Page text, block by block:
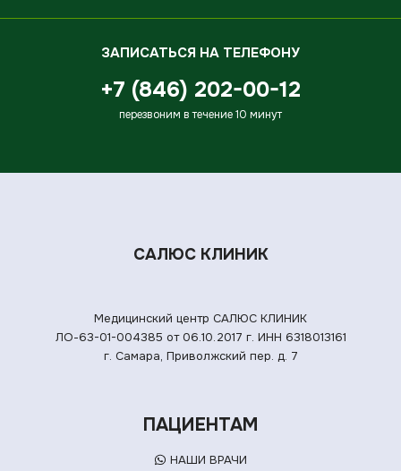
ЗАПИСАТЬСЯ НА ТЕЛЕФОНУ
+7 (846) 202-00-12
перезвоним в течение 10 минут
САЛЮС КЛИНИК
Медицинский центр САЛЮС КЛИНИК
ЛО-63-01-004385 от 06.10.2017 г. ИНН 6318013161
г. Самара, Приволжский пер. д. 7
ПАЦИЕНТАМ
НАШИ ВРАЧИ